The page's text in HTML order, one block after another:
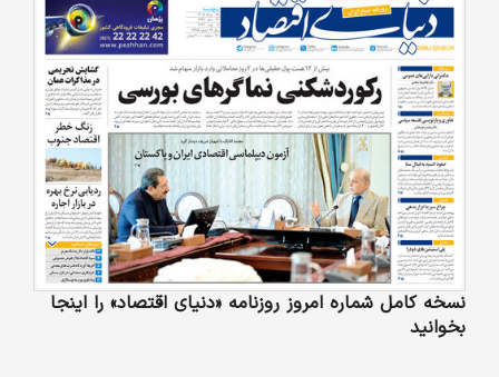
نسخه کامل شماره امروز روزنامه «دنیای‌ اقتصاد» را اینجا
بخوانید